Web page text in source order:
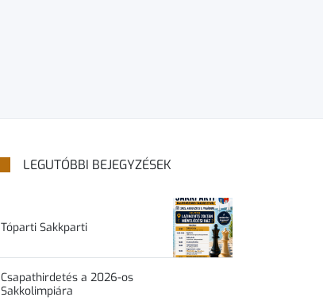
LEGUTÓBBI BEJEGYZÉSEK
Tóparti Sakkparti
Csapathirdetés a 2026-os
Sakkolimpiára